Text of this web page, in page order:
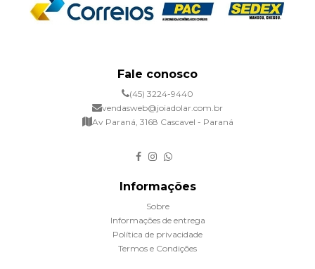
Fale conosco
(45) 3224-9440
vendasweb@joiadolar.com.br
Av Paraná, 3168 Cascavel - Paraná
Informações
Sobre
Informações de entrega
Política de privacidade
Termos e Condições